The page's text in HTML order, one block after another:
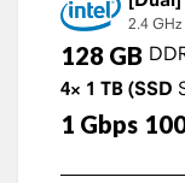
2.4 GHz
128 GB
4× 1 TB (SSD
1 Gbps